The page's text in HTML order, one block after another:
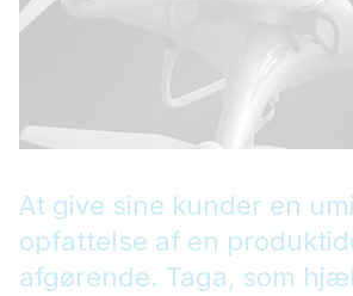
At give sine kunder en
opfattelse af en
afgørende. Taga, som